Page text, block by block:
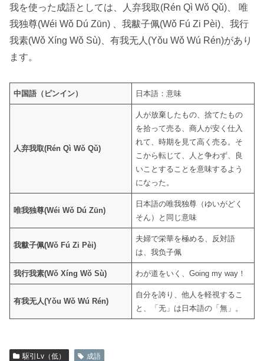
我を使った成語としては、人弃我取(Rén Qì Wǒ Qǔ)、 唯
我独尊(Wéi Wǒ Dú Zūn) 、我黻子佩(Wǒ Fú Zi Pèi)、我行
我素(Wǒ Xíng Wǒ Sù)、有我无人(Yǒu Wǒ Wú Rén)があり
ます。
中国語（ピンイン） 日本語：意味
人弃我取(Rén Qì Wǒ Qǔ)
人が放棄したもの、捨てたもの
を拾って売る、商人が安く仕入
れて、時期を見て高く売る。そ
こから転じて、人と争わず、良
いことすることを意味するよう
になった。
唯我独尊(Wéi Wǒ Dú Zūn)
日本語の唯我独尊（ゆいがどく
そん）と同じ意味
我黻子佩(Wǒ Fú Zi Pèi)
夫婦で栄華を極める、反対語
は、我负子佩
我行我素(Wǒ Xíng Wǒ Sù) わが道をいく、Going my way！
有我无人(Yǒu Wǒ Wú Rén)
自分を誇り、他人を軽視するこ
と、「无」は日本語の「無」。
駆引Lv（低） 成語